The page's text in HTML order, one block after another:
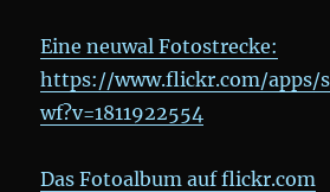
Eine neuwal Fotostrecke:
https://www.flickr.com/apps/
wf?v=1811922554
Das Fotoalbum auf flickr.com